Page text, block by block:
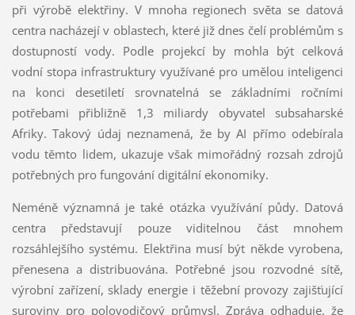
při výrobě elektřiny. V mnoha regionech světa se datová
centra nacházejí v oblastech, které již dnes čelí problémům s
dostupností vody. Podle projekcí by mohla být celková
vodní stopa infrastruktury využívané pro umělou inteligenci
na konci desetiletí srovnatelná se základními ročními
potřebami přibližně 1,3 miliardy obyvatel subsaharské
Afriky. Takový údaj neznamená, že by AI přímo odebírala
vodu těmto lidem, ukazuje však mimořádný rozsah zdrojů
potřebných pro fungování digitální ekonomiky.
Neméně významná je také otázka využívání půdy. Datová
centra představují pouze viditelnou část mnohem
rozsáhlejšího systému. Elektřina musí být někde vyrobena,
přenesena a distribuována. Potřebné jsou rozvodné sítě,
výrobní zařízení, sklady energie i těžební provozy zajišťující
suroviny pro polovodičový průmysl. Zpráva odhaduje, že